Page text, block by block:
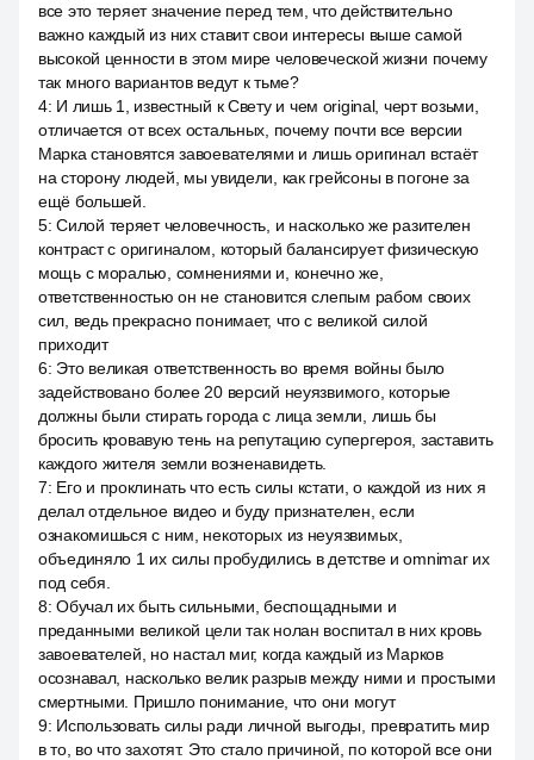
все это теряет значение перед тем, что действительно
важно каждый из них ставит свои интересы выше самой
высокой ценности в этом мире человеческой жизни почему
так много вариантов ведут к тьме?
4: И лишь 1, известный к Свету и чем original, черт возьми,
отличается от всех остальных, почему почти все версии
Марка становятся завоевателями и лишь оригинал встаёт
на сторону людей, мы увидели, как грейсоны в погоне за
ещё большей.
5:Силой теряет человечность, и насколько же разителен
контраст с оригиналом, который балансирует физическую
мощь с моралью, сомнениями и, конечно же,
ответственностью он не становится слепым рабом своих
сил, ведь прекрасно понимает, что с великой силой
приходит
6: Это великая ответственность во время войны было
задействовано более 20 версий неуязвимого, которые
должны были стирать города с лица земли, лишь бы
бросить кровавую тень на репутацию супергероя, заставить
каждого жителя земли возненавидеть.
7: Его и проклинать что есть силы кстати, о каждой из них я
делал отдельное видео и буду признателен, если
ознакомишься с ним, некоторых из неуязвимых,
объединяло 1 их силы пробудились в детстве и omnimar их
под себя.
8:Обучал их быть сильными, беспощадными и
преданными великой цели так нолан воспитал в них кровь
завоевателей, но настал миг, когда каждый из Марков
осознавал, насколько велик разрыв между ними и простыми
смертными. Пришло понимание, что они могут
9: Использовать силы ради личной выгоды, превратить мир
в то, во что захотят. Это стало причиной, по которой все они